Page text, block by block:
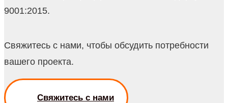
9001:2015.
Свяжитесь с нами, чтобы обсудить потребности
вашего проекта.
Свяжитесь с нами